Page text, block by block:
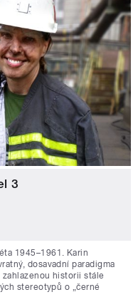
3
1945–1961. Karin
dosavadní paradigma
historii stále
stereotypů o „černé